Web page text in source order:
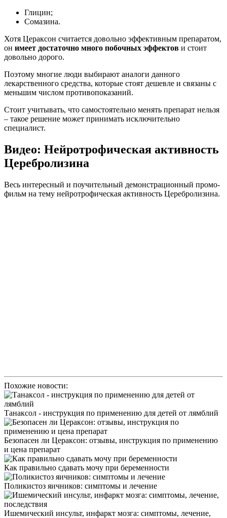
Глицин;
Сомазина.
Хотя Цераксон считается довольно эффективным препаратом,
он имеет достаточно много побочных эффектов и стоит
довольно дорого.
Поэтому многие люди выбирают аналоги данного
лекарственного средства, которые стоят дешевле и связаны с
меньшим числом противопоказаний.
Стоит учитывать, что самостоятельно менять препарат нельзя
– такое решение может принимать исключительно
специалист.
Видео: Нейротрофическая активность
Церебролизина
Весь интересный и поучительный демонстрационный промо-
фильм на тему нейротрофическая активность Церебролизина.
Похожие новости:
Танаксол - инструкция по применению для детей от лямблий
Безопасен ли Цераксон: отзывы, инструкция по применению
и цена препарат
Как правильно сдавать мочу при беременности
Поликистоз яичников: симптомы и лечение
Ишемический инсульт, инфаркт мозга: симптомы, лечение,